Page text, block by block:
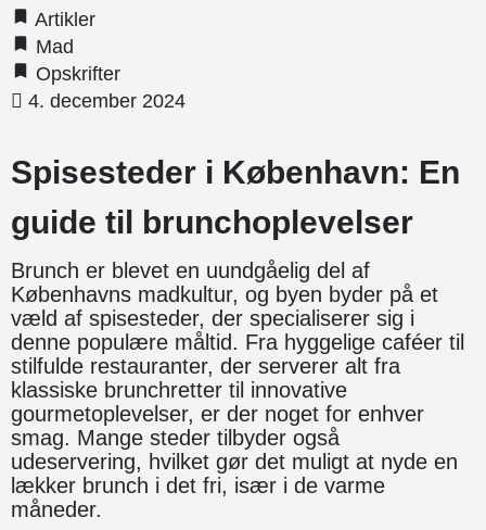
Artikler
Mad
Opskrifter
4. december 2024
Spisesteder i København: En
guide til brunchoplevelser
Brunch er blevet en uundgåelig del af
Københavns madkultur, og byen byder på et
væld af spisesteder, der specialiserer sig i
denne populære måltid. Fra hyggelige caféer til
stilfulde restauranter, der serverer alt fra
klassiske brunchretter til innovative
gourmetoplevelser, er der noget for enhver
smag. Mange steder tilbyder også
udeservering, hvilket gør det muligt at nyde en
lækker brunch i det fri, især i de varme
måneder.